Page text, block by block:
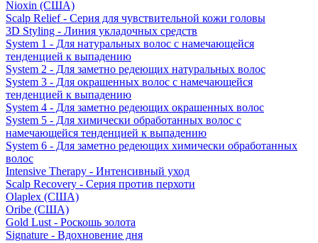
Nioxin (США)
Scalp Relief - Серия для чувствительной кожи головы
3D Styling - Линия укладочных средств
System 1 - Для натуральных волос с намечающейся
тенденцией к выпадению
System 2 - Для заметно редеющих натуральных волос
System 3 - Для окрашенных волос с намечающейся
тенденцией к выпадению
System 4 - Для заметно редеющих окрашенных волос
System 5 - Для химически обработанных волос с
намечающейся тенденцией к выпадению
System 6 - Для заметно редеющих химически обработанных
волос
Intensive Therapy - Интенсивный уход
Scalp Recovery - Серия против перхоти
Olaplex (США)
Oribe (США)
Gold Lust - Роскошь золота
Signature - Вдохновение дня